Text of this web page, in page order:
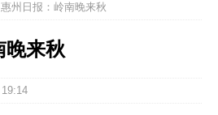
惠州日报：岭南晚来秋
晚来秋